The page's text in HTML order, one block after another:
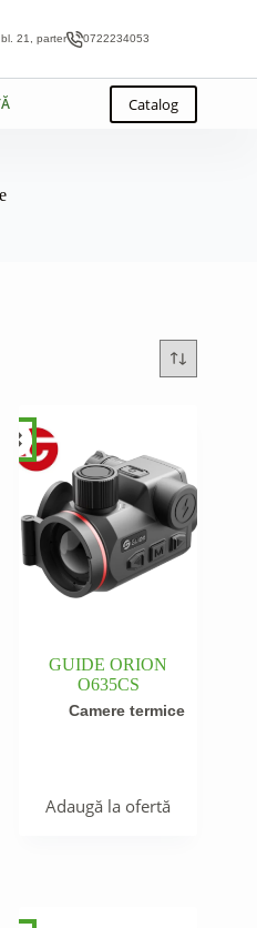
21, parter 0722234053
Catalog
GUIDE ORION
O635CS
Camere termice
Adaugă la ofertă